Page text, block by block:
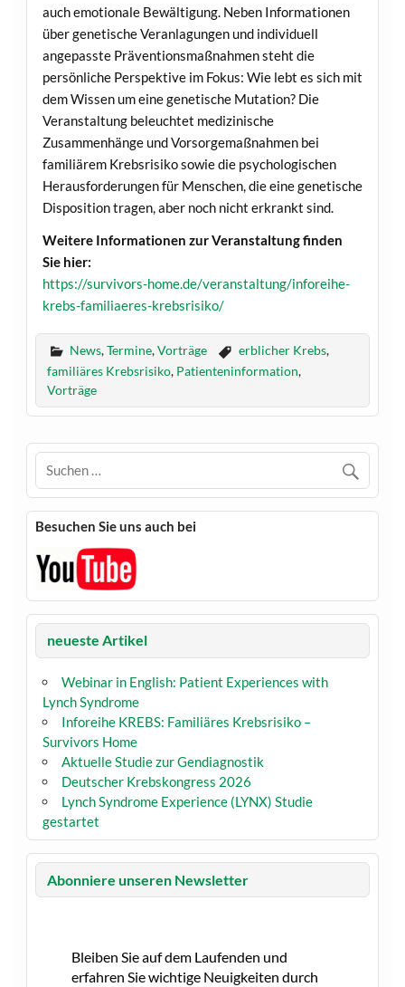
auch emotionale Bewältigung. Neben Informationen
über genetische Veranlagungen und individuell
angepasste Präventionsmaßnahmen steht die
persönliche Perspektive im Fokus: Wie lebt es sich mit
dem Wissen um eine genetische Mutation? Die
Veranstaltung beleuchtet medizinische
Zusammenhänge und Vorsorgemaßnahmen bei
familiärem Krebsrisiko sowie die psychologischen
Herausforderungen für Menschen, die eine genetische
Disposition tragen, aber noch nicht erkrankt sind.
Weitere Informationen zur Veranstaltung finden
Sie hier:
https://survivors-home.de/veranstaltung/inforeihe-
krebs-familiaeres-krebsrisiko/
News,Termine,Vorträge erblicher Krebs,
familiäres Krebsrisiko, Patienteninformation,
Vorträge
Besuchen Sie uns auch bei
neueste Artikel
Webinar in English: Patient Experiences with
Lynch Syndrome
Inforeihe KREBS: Familiäres Krebsrisiko –
Survivors Home
Aktuelle Studie zur Gendiagnostik
Deutscher Krebskongress 2026
Lynch Syndrome Experience (LYNX) Studie
gestartet
Abonniere unseren Newsletter
Bleiben Sie auf dem Laufenden und
erfahren Sie wichtige Neuigkeiten durch